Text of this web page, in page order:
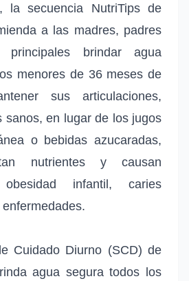
la secuencia NutriTips de
a las madres, padres
principales brindar agua
menores de 36 meses de
sus articulaciones,
sanos, en lugar de los jugos
o bebidas azucaradas,
nutrientes y causan
infantil, caries
Cuidado Diurno (SCD) de
agua segura todos los